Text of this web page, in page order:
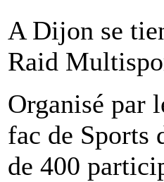
A Dijon se
Raid
Organisé par
fac de Sports
de 400